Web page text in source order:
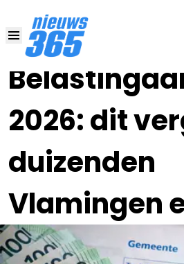
2026: dit
duizenden
Vlamingen
09 JUN , 13:00•